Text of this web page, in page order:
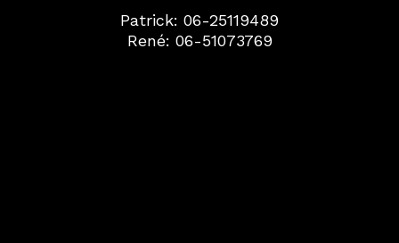
Patrick: 06-25119489
René: 06-51073769